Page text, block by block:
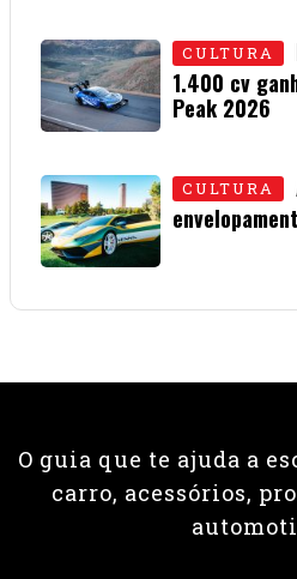
CULTURA
1.400 cv
Peak 2026
CULTURA
O guia que te ajuda a
carro, acessórios,